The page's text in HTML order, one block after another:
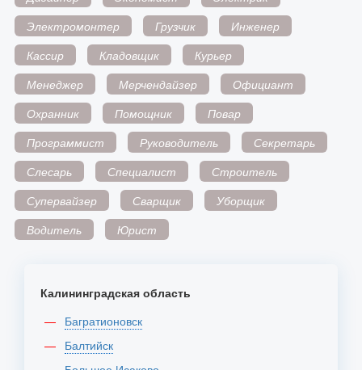
Электромонтер
Грузчик
Инженер
Кассир
Кладовщик
Курьер
Менеджер
Мерчендайзер
Официант
Охранник
Помощник
Повар
Программист
Руководитель
Секретарь
Слесарь
Специалист
Строитель
Супервайзер
Сварщик
Уборщик
Водитель
Юрист
Калининградская область
Багратионовск
Балтийск